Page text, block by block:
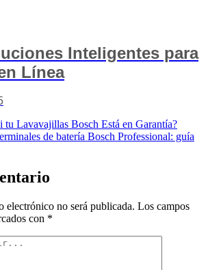
Inteligentes para
Línea
tu Lavavajillas Bosch Está en Garantía?
de batería Bosch Professional: guía
electrónico no será publicada. Los campos
con *